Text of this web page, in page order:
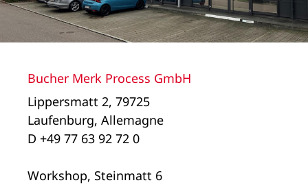
Bucher Merk Process GmbH
Lippersmatt 2, 79725
Laufenburg, Allemagne
D +49 77 63 92 72 0
Workshop, Steinmatt 6